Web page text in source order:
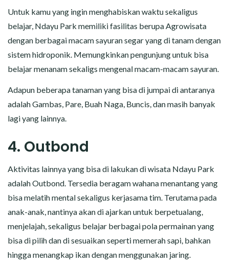
Untuk kamu yang ingin menghabiskan waktu sekaligus
belajar, Ndayu Park memiliki fasilitas berupa Agrowisata
dengan berbagai macam sayuran segar yang di tanam dengan
sistem hidroponik. Memungkinkan pengunjung untuk bisa
belajar menanam sekaligs mengenal macam-macam sayuran.
Adapun beberapa tanaman yang bisa di jumpai di antaranya
adalah Gambas, Pare, Buah Naga, Buncis, dan masih banyak
lagi yang lainnya.
4. Outbond
Aktivitas lainnya yang bisa di lakukan di wisata Ndayu Park
adalah Outbond. Tersedia beragam wahana menantang yang
bisa melatih mental sekaligus kerjasama tim. Terutama pada
anak-anak, nantinya akan di ajarkan untuk berpetualang,
menjelajah, sekaligus belajar berbagai pola permainan yang
bisa di pilih dan di sesuaikan seperti memerah sapi, bahkan
hingga menangkap ikan dengan menggunakan jaring.